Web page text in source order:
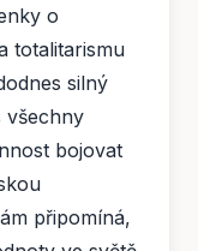
o
totalitarismu
silný
všechny
bojovat
připomíná,